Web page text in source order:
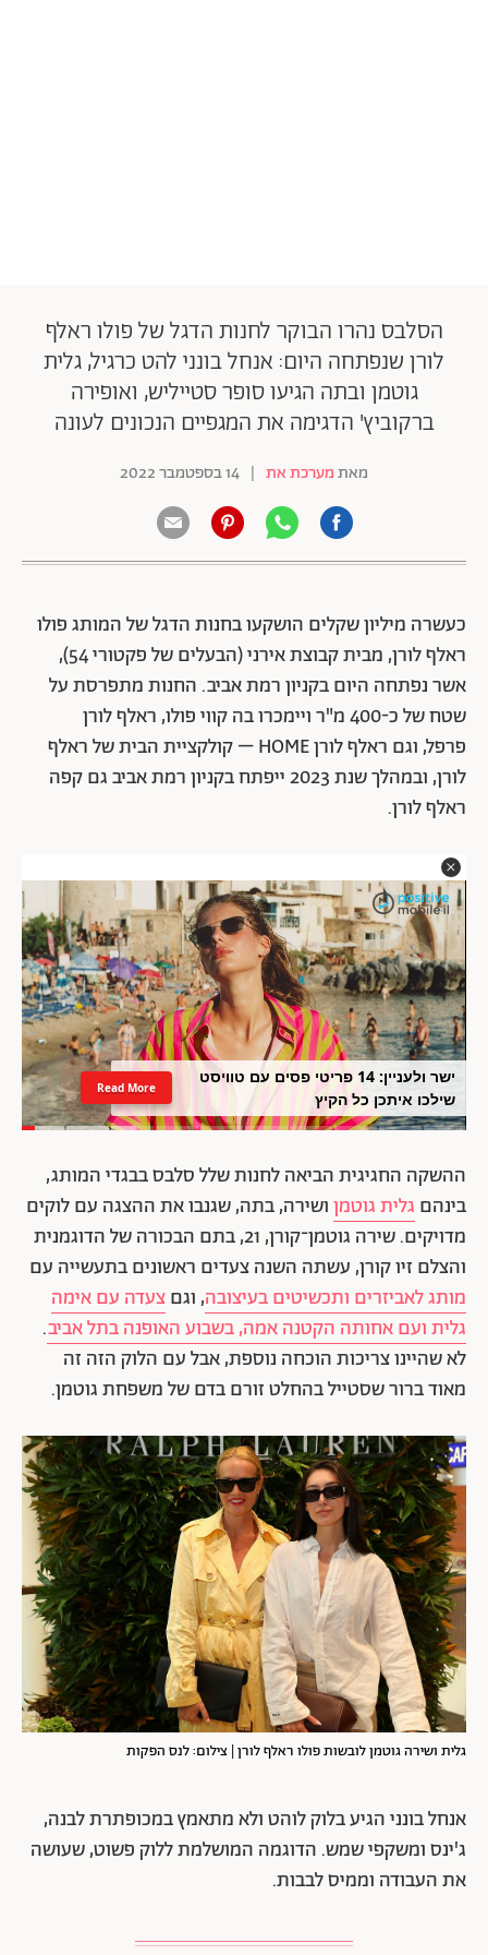
הסלבס נהרו הבוקר לחנות הדגל של פולו ראלף
לורן שנפתחה היום: אנחל בונני להט כרגיל, גלית
גוטמן ובתה הגיעו סופר סטייליש, ואופירה
ברקוביץ' הדגימה את המגפיים הנכונים לעונה
מאתמערכת את | 14 בספטמבר 2022
כעשרה מיליון שקלים הושקעו בחנות הדגל של המותג פולו
ראלף לורן,
מבית קבוצת אירני (הבעלים של פקטורי 54),
אשר נפתחה היום בקניון רמת אביב. החנות מתפרסת על
שטח של כ-400 מ"ר ויימכרו בה קווי פולו, ראלף לורן
פרפל, וגם ראלף לורן HOME – קולקציית הבית של ראלף
לורן, ובמהלך שנת 2023 ייפתח בקניון רמת אביב גם קפה
ראלף לורן.
ישר ולעניין: 14 פריטי פסים עם טוויסט
שילכו איתכן כל הקיץ
Read More
ההשקה החגיגית הביאה לחנות שלל סלבס בבגדי המותג,
בינהם גלית גוטמןושירה, בתה, שגנבו את ההצגה עם לוקים
מדויקים. שירה גוטמן־קורן, 21, בתם הבכורה של הדוגמנית
והצלם זיו קורן, עשתה השנה צעדים ראשונים בתעשייה עם
מותג לאביזרים ותכשיטים בעיצובה, וגםצעדה עם אימה
גלית ועם אחותה הקטנה אמה, בשבוע האופנה בתל אביב.
לא שהיינו צריכות הוכחה נוספת, אבל עם הלוק הזה זה
מאוד ברור שסטייל בהחלט זורם בדם של משפחת גוטמן.
גלית ושירה גוטמן לובשות פולו ראלף לורן | צילום: לנס הפקות
אנחל בונני הגיע בלוק לוהט ולא מתאמץ במכופתרת לבנה,
ג'ינס ומשקפי שמש. הדוגמה המושלמת ללוק פשוט, שעושה
את העבודה וממיס לבבות.